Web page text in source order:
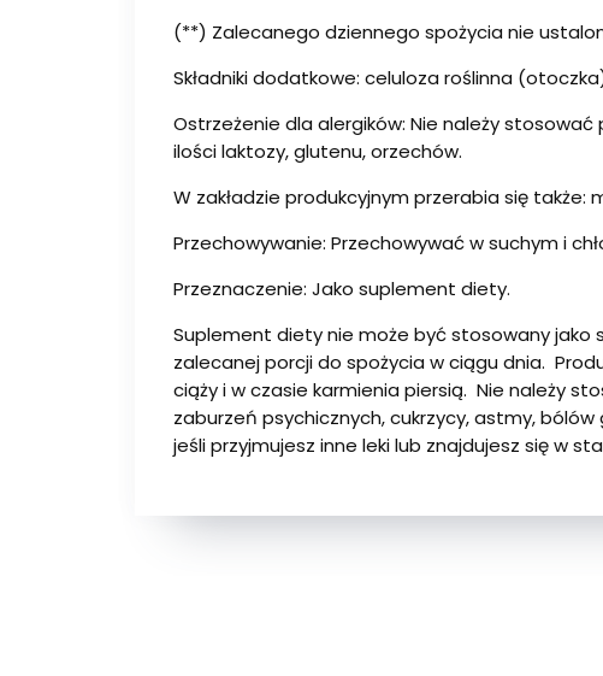
(**) Zalecanego dziennego spożycia nie
Składniki dodatkowe: celuloza roślinna
Ostrzeżenie dla alergików: Nie należy
ilości laktozy, glutenu, orzechów.
W zakładzie produkcyjnym przerabia się także:
Przechowywanie: Przechowywać w suchym i
Przeznaczenie: Jako suplement diety.
Suplement diety nie może być stosowany jako
zalecanej porcji do spożycia w ciągu dnia.
ciąży i w czasie karmienia piersią. Nie należy
zaburzeń psychicznych, cukrzycy, astmy,
jeśli przyjmujesz inne leki lub znajdujesz się w